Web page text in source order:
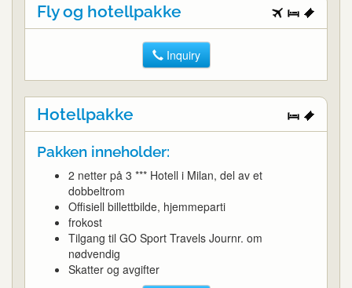
Fly og hotellpakke
Inquiry
Hotellpakke
Pakken inneholder:
2 netter på 3 *** Hotell i Milan, del av et
dobbeltrom
Offisiell billettbilde, hjemmeparti
frokost
Tilgang til GO Sport Travels Journr. om
nødvendig
Skatter og avgifter